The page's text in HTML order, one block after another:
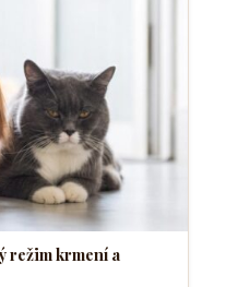
režim krmení a